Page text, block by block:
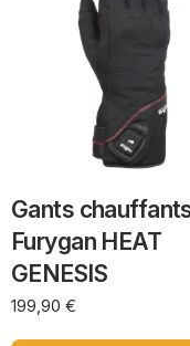
Gants
Furygan HEAT
GENESIS
199,90 €